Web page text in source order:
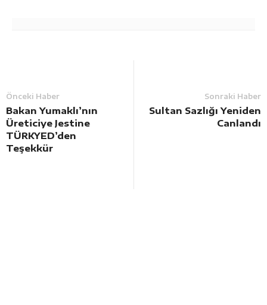
Önceki Haber
Bakan Yumaklı’nın
Üreticiye Jestine
TÜRKYED’den
Teşekkür
Sonraki Haber
Sultan Sazlığı Yeniden
Canlandı